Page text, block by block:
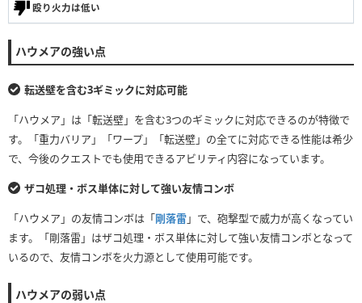
殴り火力は低い
ハウメアの強い点
転送壁を含む3ギミックに対応可能
「ハウメア」は「転送壁」を含む3つのギミックに対応できるのが特徴で
す。「重力バリア」「ワープ」「転送壁」の全てに対応できる性能は希少
で、今後のクエストでも使用できるアビリティ内容になっています。
ザコ処理・ボス単体に対して強い友情コンボ
「ハウメア」の友情コンボは「剛落雷」で、砲撃型で威力が高くなってい
ます。「剛落雷」はザコ処理・ボス単体に対して強い友情コンボとなって
いるので、友情コンボを火力源として使用可能です。
ハウメアの弱い点